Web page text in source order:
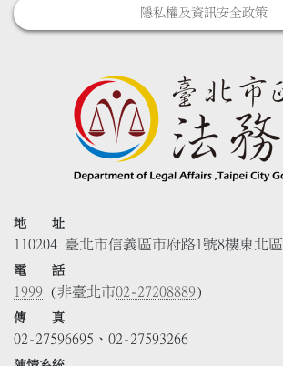
隱私權及資訊安全政策
地 址
110204 臺北市信義區市府路1號8樓東北區
電 話
1999 (非臺北市02-27208889)
傳 真
02-27596695、02-27593266